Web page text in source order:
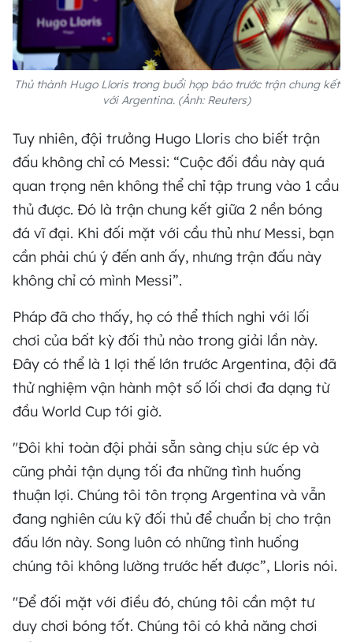
Thủ thành Hugo Lloris trong buổi họp báo trước trận chung kết
với Argentina. (Ảnh: Reuters)
Tuy nhiên, đội trưởng Hugo Lloris cho biết trận
đấu không chỉ có Messi: “Cuộc đối đầu này quá
quan trọng nên không thể chỉ tập trung vào 1 cầu
thủ được. Đó là trận chung kết giữa 2 nền bóng
đá vĩ đại. Khi đối mặt với cầu thủ như Messi, bạn
cần phải chú ý đến anh ấy, nhưng trận đấu này
không chỉ có mình Messi”.
Pháp đã cho thấy, họ có thể thích nghi với lối
chơi của bất kỳ đối thủ nào trong giải lần này.
Đây có thể là 1 lợi thế lớn trước Argentina, đội đã
thử nghiệm vận hành một số lối chơi đa dạng từ
đầu World Cup tới giờ.
"Đôi khi toàn đội phải sẵn sàng chịu sức ép và
cũng phải tận dụng tối đa những tình huống
thuận lợi. Chúng tôi tôn trọng Argentina và vẫn
đang nghiên cứu kỹ đối thủ để chuẩn bị cho trận
đấu lớn này. Song luôn có những tình huống
chúng tôi không lường trước hết được”, Lloris nói.
"Để đối mặt với điều đó, chúng tôi cần một tư
duy chơi bóng tốt. Chúng tôi có khả năng chơi